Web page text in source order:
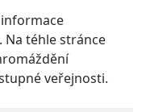
Na téhle stránce
veřejnosti.